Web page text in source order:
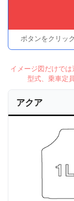
ボタンをクリッ
イメージ図だけでは
型式、乗車定
アクア